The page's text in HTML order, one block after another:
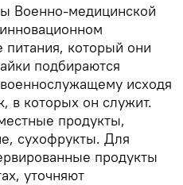
Военно-медицинской
который они
подбираются
исходя
в которых он служит.
продукты,
сухофрукты. Для
продукты
уточняют